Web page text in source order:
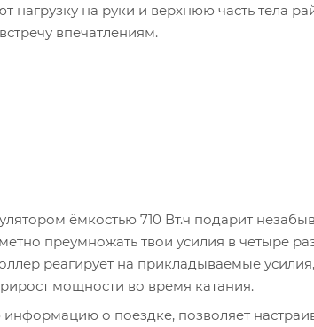
на руки и верхнюю часть тела
впечатлениям.
ёмкостью 710 Вт.ч подарит
преумножать твои усилия в четыре
реагирует на прикладываемые
мощности во время катания.
о поездке, позволяет